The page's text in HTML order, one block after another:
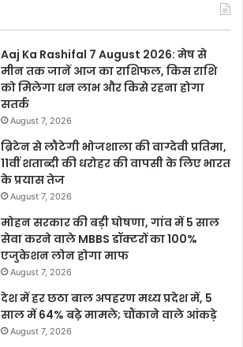
Aaj Ka Rashifal 7 August 2026: मेष से
मीन तक जानें आज का राशिफल, किस राशि
को मिलेगा धन लाभ और किसे रहना होगा
सतर्क
August 7, 2026
ब्रिटेन से लौटेगी भोजशाला की वाग्देवी प्रतिमा,
11वीं शताब्दी की धरोहर की वापसी के लिए भारत
के प्रयास तेज
August 7, 2026
मोहन सरकार की बड़ी घोषणा, गांव में 5 साल
सेवा करने वाले MBBS डॉक्टरों का 100%
एजुकेशन लोन होगा माफ
August 7, 2026
देश में हर छठा बाल अपहरण मध्य प्रदेश में, 5
साल में 64% बढ़े मामले; चौंकाने वाले आंकड़े
August 7, 2026